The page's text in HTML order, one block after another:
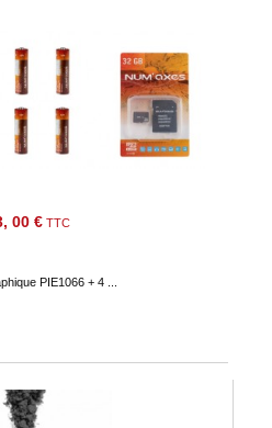
00 € TTC
PIE1066 + 4 ...